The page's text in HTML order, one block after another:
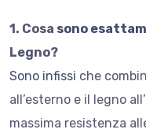
1. Cosa sono
Legno?
Sono infissi che
all’esterno e il legno
massima resistenza